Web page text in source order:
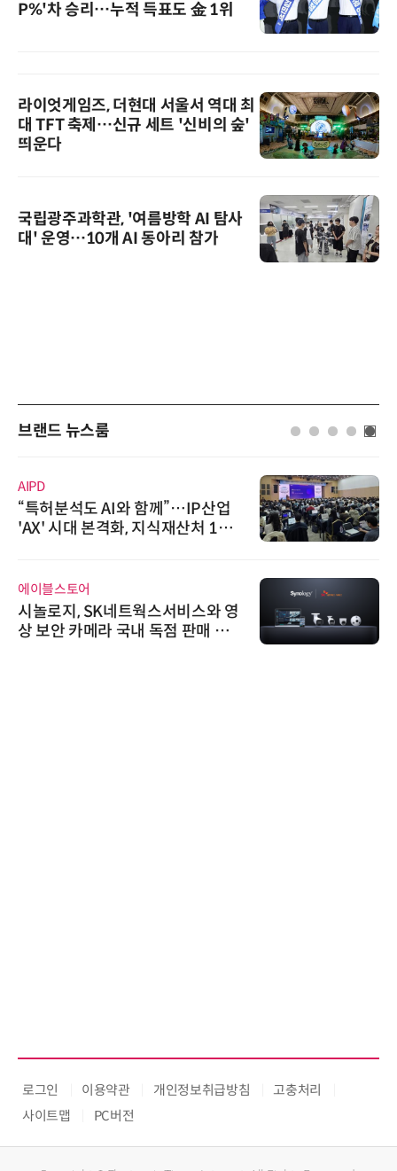
P%'차 승리…누적 득표도 金 1위
라이엇게임즈, 더현대 서울서 역대 최
대 TFT 축제…신규 세트 '신비의 숲'
띄운다
국립광주과학관, '여름방학 AI 탐사
대' 운영…10개 AI 동아리 참가
브랜드 뉴스룸
AIPD
“특허분석도 AI와 함께”…IP산업
'AX' 시대 본격화, 지식재산처 1호
에이블스토어
시놀로지, SK네트웍스서비스와 영
상 보안 카메라 국내 독점 판매 파
로그인 이용약관 개인정보취급방침
고충처리
사이트맵
PC버전